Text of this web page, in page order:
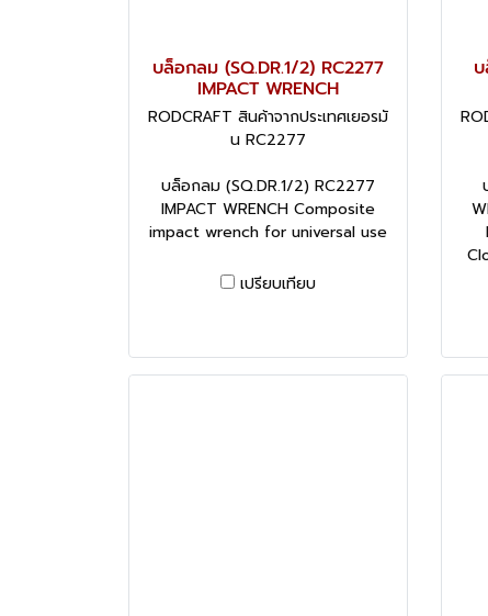
บล็อกลม (SQ.DR.1/2) RC2277
IMPACT WRENCH
RODCRAFT สินค้าจากประเทศเยอรมั
น RC2277
บล็อกลม (SQ.DR.1/2) RC2277
IMPACT WRENCH Composite
impact wrench for universal use
เปรียบเทียบ